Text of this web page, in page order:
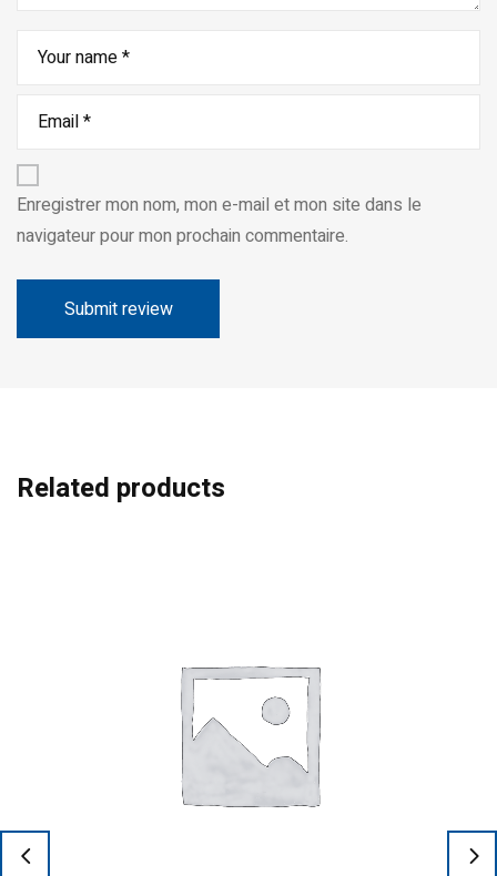
Enregistrer mon nom, mon e-mail et mon site dans le
navigateur pour mon prochain commentaire.
Related products